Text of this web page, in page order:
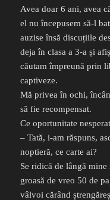
Avea doar 6 ani, avea
el nu începusem să-l
auzise însă discuțiile
deja în clasa a 3-a și
căutam împreună prin
captiveze.
Mă privea în ochi,
să fie recompensat.
Ce oportunitate
– Tată, i-am răspuns,
noptieră, ce carte ai?
Se ridică de lângă
groasă de vreo 50 de
vâlvoi cărând